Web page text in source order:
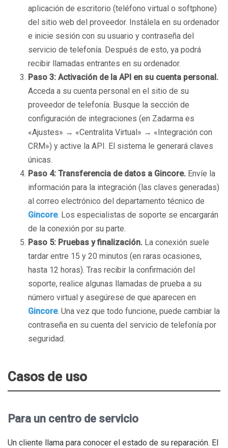
aplicación de escritorio (teléfono virtual o softphone)
del sitio web del proveedor. Instálela en su ordenador
e inicie sesión con su usuario y contraseña del
servicio de telefonía. Después de esto, ya podrá
recibir llamadas entrantes en su ordenador.
Paso 3: Activación de la API en su cuenta personal.
Acceda a su cuenta personal en el sitio de su
proveedor de telefonía. Busque la sección de
configuración de integraciones (en Zadarma es
«Ajustes» → «Centralita Virtual» → «Integración con
CRM») y active la API. El sistema le generará claves
únicas.
Paso 4: Transferencia de datos a Gincore. Envíe la
información para la integración (las claves generadas)
al correo electrónico del departamento técnico de
Gincore. Los especialistas de soporte se encargarán
de la conexión por su parte.
Paso 5: Pruebas y finalización. La conexión suele
tardar entre 15 y 20 minutos (en raras ocasiones,
hasta 12 horas). Tras recibir la confirmación del
soporte, realice algunas llamadas de prueba a su
número virtual y asegúrese de que aparecen en
Gincore. Una vez que todo funcione, puede cambiar la
contraseña en su cuenta del servicio de telefonía por
seguridad.
Casos de uso
Para un centro de servicio
Un cliente llama para conocer el estado de su reparación. El